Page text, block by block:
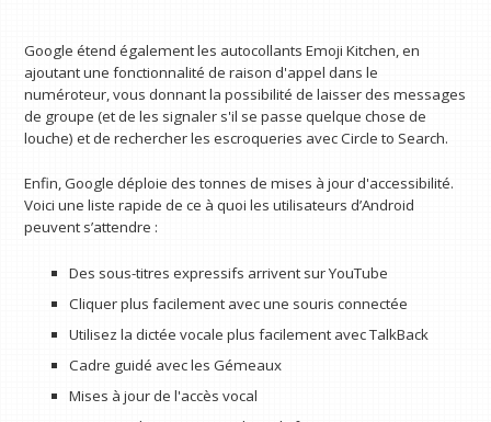
Google étend également les autocollants Emoji Kitchen, en
ajoutant une fonctionnalité de raison d'appel dans le
numéroteur, vous donnant la possibilité de laisser des messages
de groupe (et de les signaler s'il se passe quelque chose de
louche) et de rechercher les escroqueries avec Circle to Search.
Enfin, Google déploie des tonnes de mises à jour d'accessibilité.
Voici une liste rapide de ce à quoi les utilisateurs d’Android
peuvent s’attendre :
Des sous-titres expressifs arrivent sur YouTube
Cliquer plus facilement avec une souris connectée
Utilisez la dictée vocale plus facilement avec TalkBack
Cadre guidé avec les Gémeaux
Mises à jour de l'accès vocal